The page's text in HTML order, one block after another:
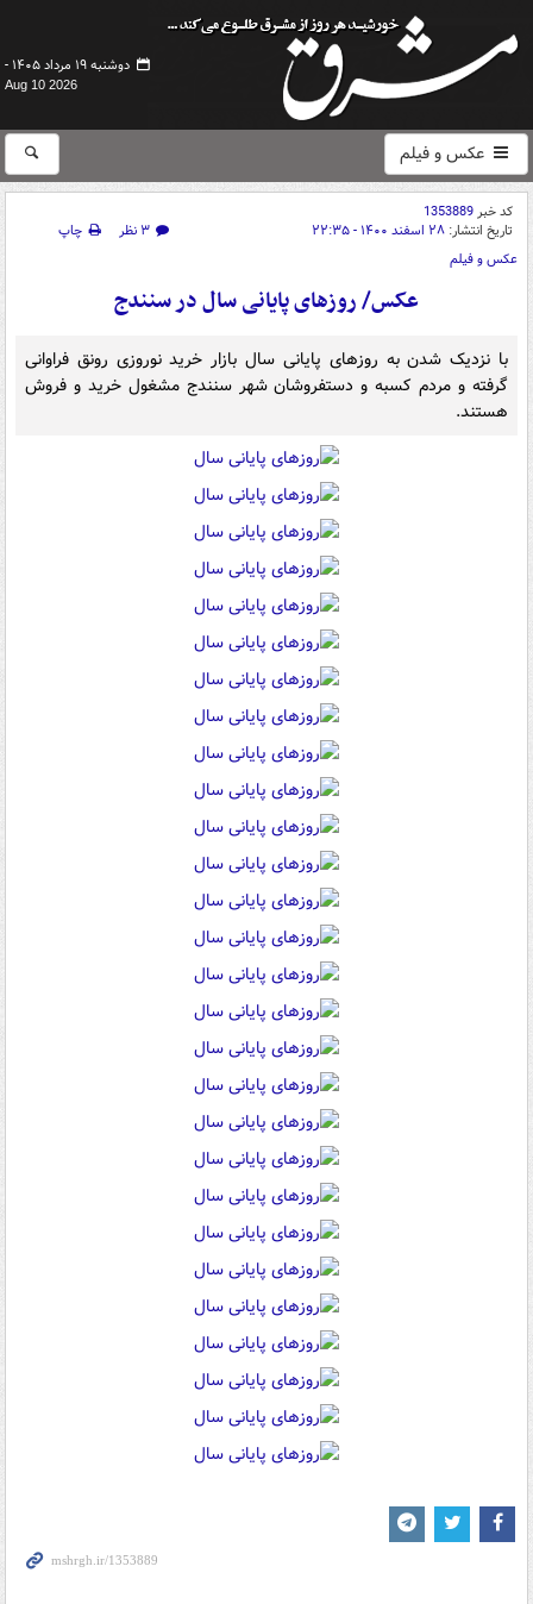
دوشنبه ۱۹ مرداد ۱۴۰۵ -
Aug 10 2026
عکس و فیلم
کد خبر1353889
تاریخ انتشار: ۲۸ اسفند ۱۴۰۰ - ۲۲:۳۵ ۳ نظر
چاپ
عکس و فیلم
عکس/ روزهای پایانی سال در سنندج
با نزدیک شدن به روزهای پایانی سال بازار خرید نوروزی رونق فراوانی
گرفته و مردم کسبه و دستفروشان شهر سنندج مشغول خرید و فروش
هستند.